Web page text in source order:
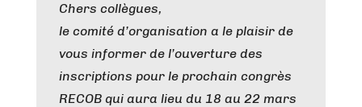
Chers collègues,
le comité d’organisation a le plaisir de
vous informer de l’ouverture des
inscriptions pour le prochain congrès
RECOB qui aura lieu du 18 au 22 mars